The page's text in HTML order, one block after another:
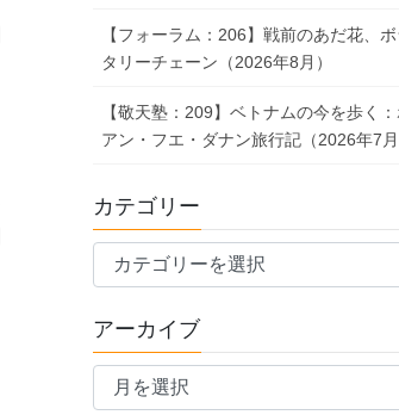
【フォーラム：206】戦前のあだ花、
タリーチェーン（2026年8月）
【敬天塾：209】ベトナムの今を歩く：
アン・フエ・ダナン旅行記（2026年7月
カテゴリー
テ
リ
ー
アーカイブ
ア